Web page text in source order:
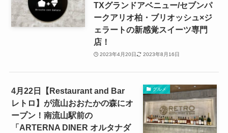
TXグランドアベニュー/セブンパ
ークアリオ柏・ブリオッシュ×ジ
ェラートの新感覚スイーツ専門
店！
2023年4月20日 2023年8月16日
グルメ
4月22日【Restaurant and Bar
レトロ】が流山おおたかの森にオ
ープン！南流山駅前の
「ARTERNA DINER オルタナダ